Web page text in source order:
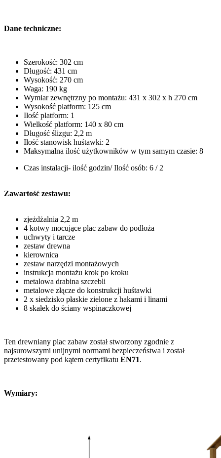
Dane techniczne:
Szerokość: 302 cm
Długość: 431 cm
Wysokość: 270 cm
Waga: 190 kg
Wymiar zewnętrzny po montażu: 431 x 302 x h 270 cm
Wysokość platform: 125 cm
Ilość platform: 1
Wielkość platform: 140 x 80 cm
Długość ślizgu: 2,2 m
Ilość stanowisk huśtawki: 2
Maksymalna ilość użytkowników w tym samym czasie: 8
Czas instalacji- ilość godzin/ Ilość osób: 6 / 2
Zawartość zestawu:
zjeżdżalnia 2,2 m
4 kotwy mocujące plac zabaw do podłoża
uchwyty i tarcze
zestaw drewna
kierownica
zestaw narzędzi montażowych
instrukcja montażu krok po kroku
metalowa drabina szczebli
metalowe złącze do konstrukcji huśtawki
2 x siedzisko płaskie zielone z hakami i linami
8 skałek do ściany wspinaczkowej
Ten drewniany plac zabaw został stworzony zgodnie z
najsurowszymi unijnymi normami bezpieczeństwa i został
przetestowany pod kątem certyfikatu EN71.
Wymiary: